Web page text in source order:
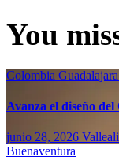
You
Colombia
Avanza el diseño
junio 28, 2026
Buenaventura